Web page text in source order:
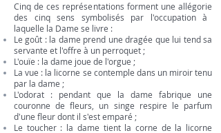
Cinq de ces représentations forment une allégorie
des cinqsens symbolisés par l'occupation à
laquelle la Dame se livre :
Legoût : la dame prend unedragée que lui tend sa
servante et l'offre à un perroquet ;
L'ouïe : la dame joue de l'orgue ;
Lavue : la licorne se contemple dans un miroirtenu
par la dame ;
L'odorat : pendant que la dame fabrique une
couronne de fleurs, un singe respire le parfum
d'une fleur dont il s'est emparé ;
Le toucher: la dame tient la corne de la licorne